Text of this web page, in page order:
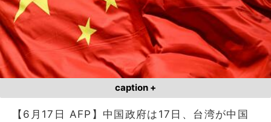
caption +
【6月17日 AFP】中国政府は17日、台湾が中国